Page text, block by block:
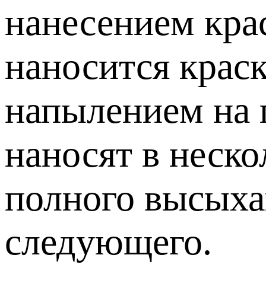
нанесением
наносится
напылением на
наносят в
полного
следующего.